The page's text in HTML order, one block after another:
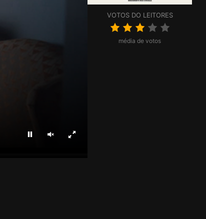
PararLigar somEcrã inteiro
VOTOS DO LEITORES
média de votos